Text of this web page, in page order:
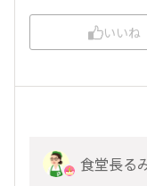
いいね
食堂長る